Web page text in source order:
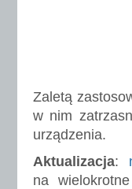
Zaletą
w nim
urządzenia.
Aktualizacja:
na